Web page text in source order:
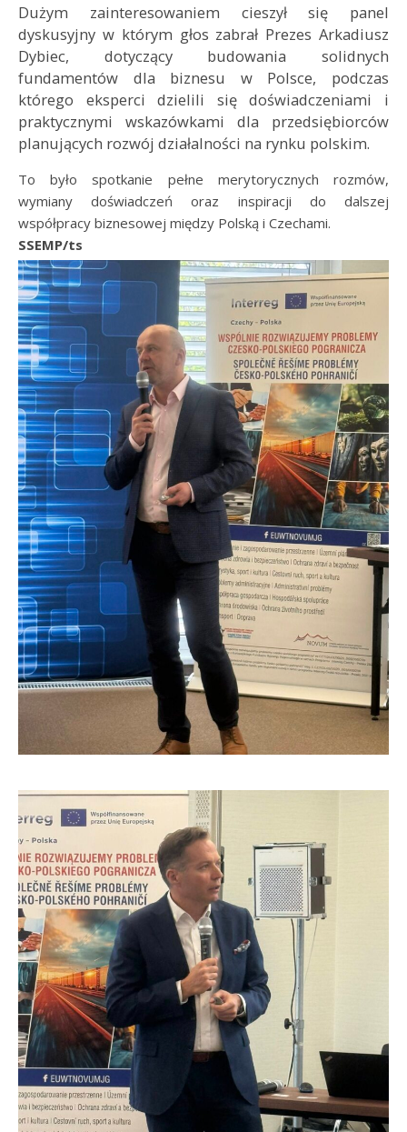
Dużym zainteresowaniem cieszył się panel
dyskusyjny w którym głos zabrał Prezes Arkadiusz
Dybiec, dotyczący budowania solidnych
fundamentów dla biznesu w Polsce, podczas
którego eksperci dzielili się doświadczeniami i
praktycznymi wskazówkami dla przedsiębiorców
planujących rozwój działalności na rynku polskim.
To było spotkanie pełne merytorycznych rozmów,
wymiany doświadczeń oraz inspiracji do dalszej
współpracy biznesowej między Polską i Czechami.
SSEMP/ts